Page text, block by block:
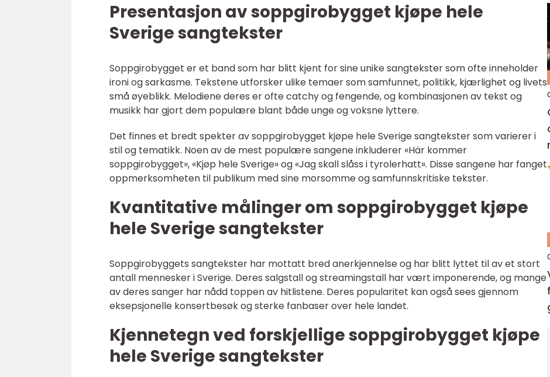
Presentasjon av soppgirobygget kjøpe hele
Sverige sangtekster
Soppgirobygget er et band som har blitt kjent for sine unike sangtekster som ofte inneholder
ironi og sarkasme. Tekstene utforsker ulike temaer som samfunnet, politikk, kjærlighet og livets
små øyeblikk. Melodiene deres er ofte catchy og fengende, og kombinasjonen av tekst og
musikk har gjort dem populære blant både unge og voksne lyttere.
Det finnes et bredt spekter av soppgirobygget kjøpe hele Sverige sangtekster som varierer i
stil og tematikk. Noen av de mest populære sangene inkluderer «Här kommer
soppgirobygget», «Kjøp hele Sverige» og «Jag skall slåss i tyrolerhatt». Disse sangene har fanget
oppmerksomheten til publikum med sine morsomme og samfunnskritiske tekster.
Kvantitative målinger om soppgirobygget kjøpe
hele Sverige sangtekster
Soppgirobyggets sangtekster har mottatt bred anerkjennelse og har blitt lyttet til av et stort
antall mennesker i Sverige. Deres salgstall og streamingstall har vært imponerende, og mange
av deres sanger har nådd toppen av hitlistene. Deres popularitet kan også sees gjennom
eksepsjonelle konsertbesøk og sterke fanbaser over hele landet.
Kjennetegn ved forskjellige soppgirobygget kjøpe
hele Sverige sangtekster